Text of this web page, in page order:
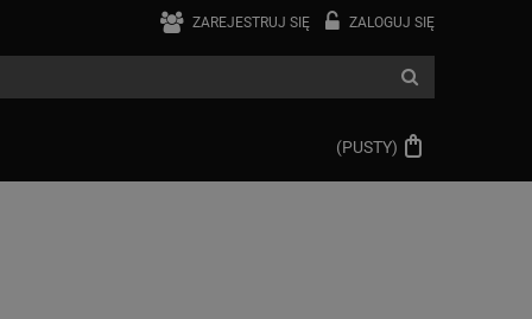
ZAREJESTRUJ SIĘ ZALOGUJ SIĘ
(PUSTY)